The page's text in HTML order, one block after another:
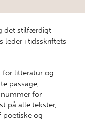
det stilfærdigt
leder i tidsskriftets
for litteratur og
passage,
for
på alle tekster,
poetiske og